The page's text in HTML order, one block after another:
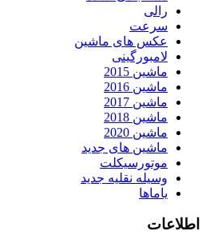
رالی
سرعت
عکس های ماشین
لامبورگینی
ماشین 2015
ماشین 2016
ماشین 2017
ماشین 2018
ماشین 2020
ماشین های جدید
موتورسیکلت
وسیله نقلیه جدید
یاماها
اطلاعات